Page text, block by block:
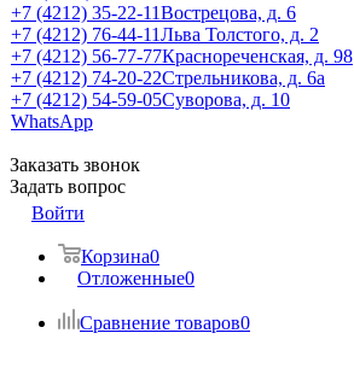
+7 (4212) 35-22-11Вострецова, д. 6
+7 (4212) 76-44-11Льва Толстого, д. 2
+7 (4212) 56-77-77Краснореченская, д. 98
+7 (4212) 74-20-22Стрельникова, д. 6а
+7 (4212) 54-59-05Суворова, д. 10
WhatsApp
Заказать звонок
Задать вопрос
Войти
Корзина0
Отложенные0
Сравнение товаров0